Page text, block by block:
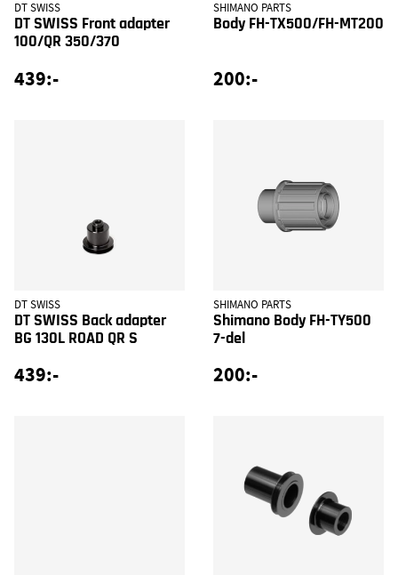
DT SWISS
DT SWISS Front adapter
100/QR 350/370
439:-
SHIMANO PARTS
Body FH-TX500/FH-MT200
200:-
DT SWISS
DT SWISS Back adapter
BG 130L ROAD QR S
439:-
SHIMANO PARTS
Shimano Body FH-TY500
7-del
200:-